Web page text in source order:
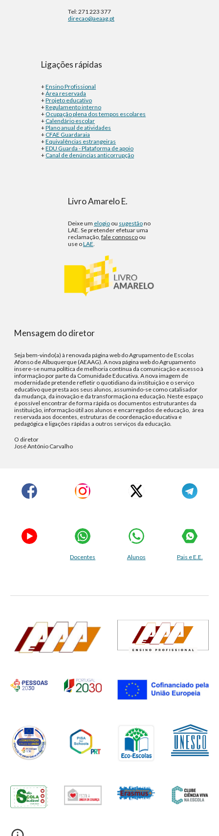
Tel: 271 223 377
direcao@aeaag.pt
Ligações rápidas
+Ensino Profissional
+Área reservada
+Projeto educativo
+Regulamento interno
+Ocupação plena dos tempos escolares
+Calendário escolar
+Plano anual de atividades
+CFAE Guardaraia
+Equivalências estrangeiras
+EDU Guarda - Plataforma de apoio
+Canal de denúncias anticorrupção
Livro Amarelo E.
Deixe um elogioou sugestãono
LAE. Se pretender efetuar uma
reclamação, fale connoscoou
use oLAE.
Mensagem do diretor
Seja bem-vindo(a) à renovada página web do Agrupamento de Escolas
Afonso de Albuquerque (AEAAG). A nova página web do Agrupamento
insere-se numa política de melhoria contínua da comunicação e acesso à
informação por parte da Comunidade Educativa. A nova imagem de
modernidade pretende refletir o quotidiano da instituição e o serviço
educativo que presta aos seus alunos, assumindo-se como catalisador
da mudança, da inovação e da transformação na educação. Neste espaço
é possível encontrar de forma rápida os documentos estruturantes da
instituição, informação útil aos alunos e encarregados de educação, área
reservada aos docentes, estruturas de coordenação educativa e
pedagógica e ligações rápidas a outros serviços da educação.
O diretor
José António Carvalho
Docentes Alunos Pais e E.E.